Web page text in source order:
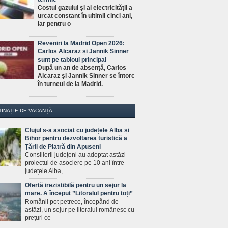
Costul gazului și al electricității a
urcat constant în ultimii cinci ani,
iar pentru o
Reveniri la Madrid Open 2026:
Carlos Alcaraz și Jannik Sinner
sunt pe tabloul principal
După un an de absență, Carlos
Alcaraz și Jannik Sinner se întorc
în turneul de la Madrid.
DE VACANȚĂ
Clujul s-a asociat cu județele Alba și
Bihor pentru dezvoltarea turistică a
Țării de Piatră din Apuseni
Consilierii județeni au adoptat astăzi
proiectul de asociere pe 10 ani între
județele Alba,
Ofertă irezistibilă pentru un sejur la
mare. A început ”Litoralul pentru toți”
Românii pot petrece, începând de
astăzi, un sejur pe litoralul românesc cu
preţuri ce